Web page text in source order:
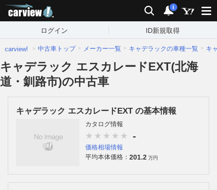
検索 通知
i
ログイン ID新規取得
carview! 中古車トップ メーカー一覧 キャデラックの車種一覧 キ
キャデラック エスカレードEXT(北海
道・釧路市)の中古車
キャデラック エスカレードEXT の基本情報
カタログ情報
-
価格相場情報
平均本体価格： 201.2 万円